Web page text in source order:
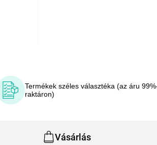
Termékek széles választéka (az áru
raktáron)
Vásárlás